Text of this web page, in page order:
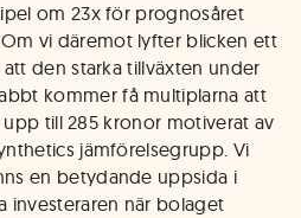
om 23x för prognosåret
vi däremot lyfter blicken ett
den starka tillväxten under
kommer få multiplarna att
upp till 285 kronor motiverat av
jämförelsegrupp. Vi
en betydande uppsida i
investeraren när bolaget